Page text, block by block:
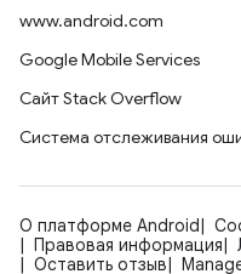
www.android.com
Google Mobile Services
Сайт Stack Overflow
Система отслеживания
О платформе Android
Правовая информация
Оставить отзыв